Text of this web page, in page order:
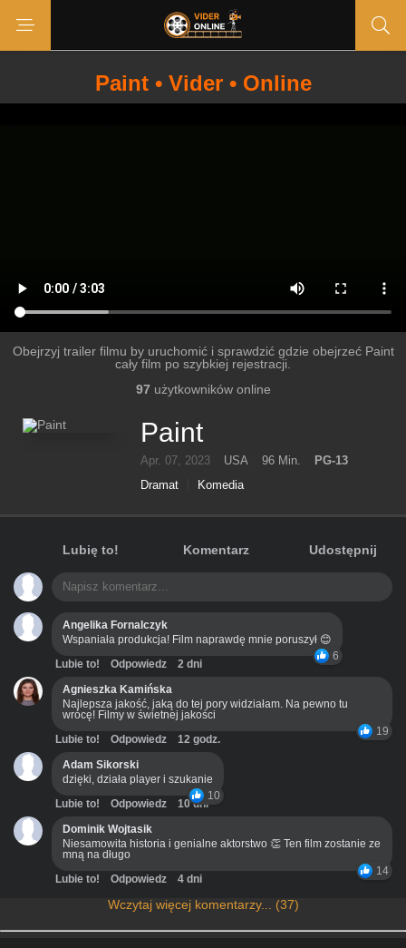
Paint • Vider • Online
Obejrzyj trailer filmu by uruchomić i sprawdzić gdzie obejrzeć Paint
cały film po szybkiej rejestracji.
97 użytkowników online
Paint
Apr. 07, 2023 USA 96 Min.
PG-13
Dramat
Komedia
Lubię to! Komentarz Udostępnij
Angelika Fornalczyk
Wspaniała produkcja! Film naprawdę mnie poruszył 😊
6
Lubie to! Odpowiedz
2 dni
Agnieszka Kamińska
Najlepsza jakość, jaką do tej pory widziałam. Na pewno tu
wrócę! Filmy w świetnej jakości
19
Lubie to! Odpowiedz
12 godz.
Adam Sikorski
dzięki, działa player i szukanie
10
Lubie to! Odpowiedz
10 dni
Dominik Wojtasik
Niesamowita historia i genialne aktorstwo 👏 Ten film zostanie ze
mną na długo
14
Lubie to! Odpowiedz 4 dni
Wczytaj więcej komentarzy... (37)